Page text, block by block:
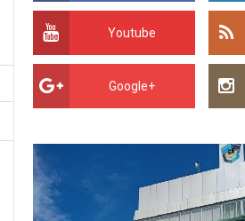
Youtube
Google+